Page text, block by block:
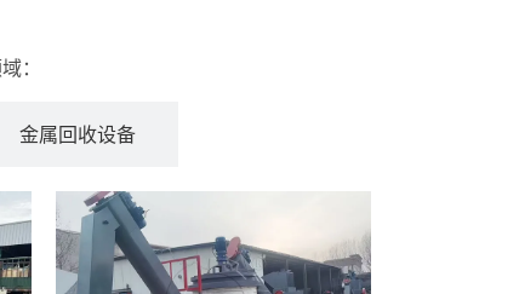
：
金属回收设备